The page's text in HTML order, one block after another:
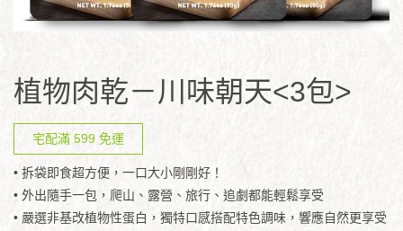
植物肉乾－川味朝天<3包>
宅配滿 599 免運
• 拆袋即食超方便，一口大小剛剛好！
• 外出隨手一包，爬山、露營、旅行、追劇都能輕鬆享受
• 嚴選非基改植物性蛋白，獨特口感搭配特色調味，響應自然更享受